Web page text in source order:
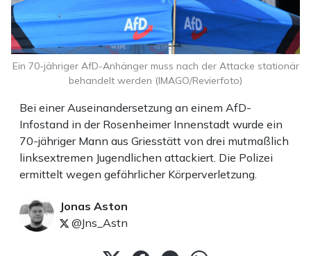
Bei einer Auseinandersetzung an einem AfD-
Infostand in der Rosenheimer Innenstadt wurde ein
70-jähriger Mann aus Griesstätt von drei mutmaßlich
linksextremen Jugendlichen attackiert. Die Polizei
ermittelt wegen gefährlicher Körperverletzung.
Jonas Aston
@Jns_Astn
Ein 70-jähriger AfD-Anhänger muss nach der Attacke stationär
behandelt werden (IMAGO/Revierfoto)